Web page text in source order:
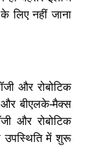
के लिए नहीं जाना
और रोबोटिक
और बीएलके-मैक्स
और रोबोटिक
उपस्थिति में शुरू